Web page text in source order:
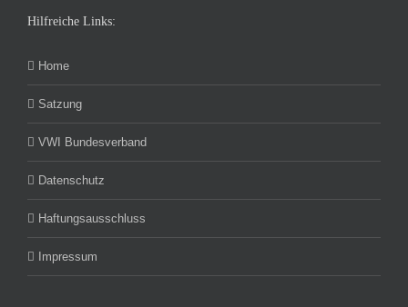
Hilfreiche Links:
Home
Satzung
VWI Bundesverband
Datenschutz
Haftungsausschluss
Impressum